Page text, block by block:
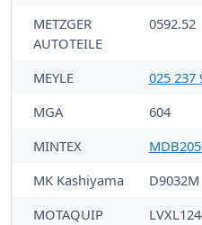
METZGER
AUTOTEILE
0592.52
MEYLE
025 237
MGA
604
MINTEX
MK Kashiyama
D9032M
MOTAQUIP